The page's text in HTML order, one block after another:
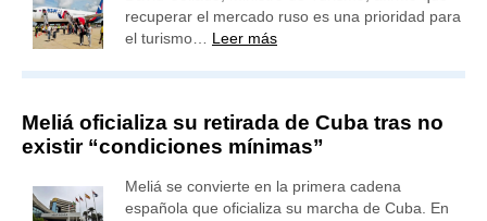
recuperar el mercado ruso es una prioridad para
el turismo… Leer más
Meliá oficializa su retirada de Cuba tras no
existir “condiciones mínimas”
Meliá se convierte en la primera cadena
española que oficializa su marcha de Cuba. En